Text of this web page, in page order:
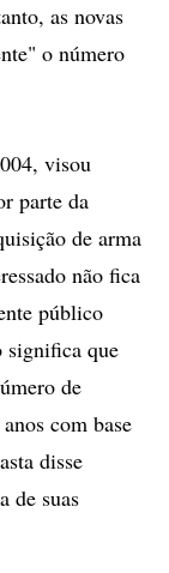
as novas
o número
visou
parte da
de arma
não fica
público
significa que
de
com base
disse
de suas